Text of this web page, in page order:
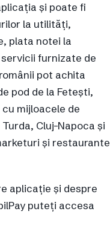
și poate fi
la utilități,
plata notei la
furnizate de
pot achita
pod de la Fetești,
mijloacele de
Cluj-Napoca și
și restaurante
aplicație și despre
puteți accesa